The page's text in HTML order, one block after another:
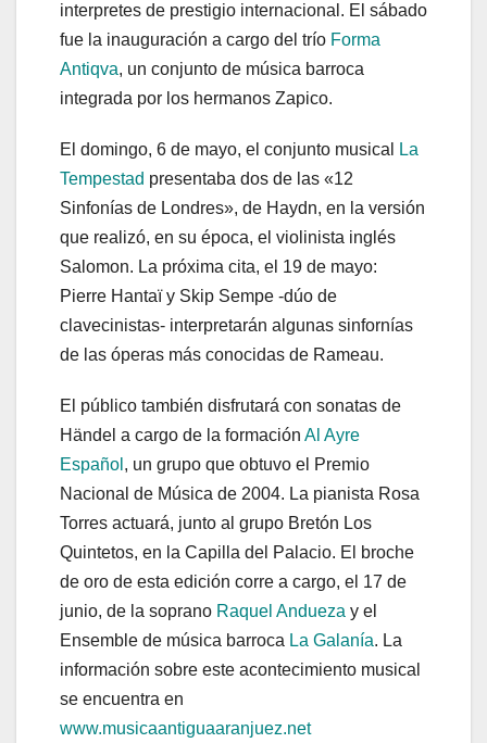
interpretes de prestigio internacional. El sábado
fue la inauguración a cargo del trío Forma
Antiqva, un conjunto de música barroca
integrada por los hermanos Zapico.
El domingo, 6 de mayo, el conjunto musical
La
Tempestad presentaba dos de las «12
Sinfonías de Londres», de Haydn, en la versión
que realizó, en su época, el violinista inglés
Salomon. La próxima cita, el 19 de mayo:
Pierre Hantaï y Skip Sempe -dúo de
clavecinistas- interpretarán algunas sinfornías
de las óperas más conocidas de Rameau.
El público también disfrutará con sonatas de
Händel a cargo de la formación Al Ayre
Español , un grupo que obtuvo el Premio
Nacional de Música de 2004. La pianista Rosa
Torres actuará, junto al grupo Bretón Los
Quintetos, en la Capilla del Palacio. El broche
de oro de esta edición corre a cargo, el 17 de
junio, de la soprano Raquel Andueza y el
Ensemble de música barroca La Galanía. La
información sobre este acontecimiento musical
se encuentra en
www.musicaantiguaaranjuez.net